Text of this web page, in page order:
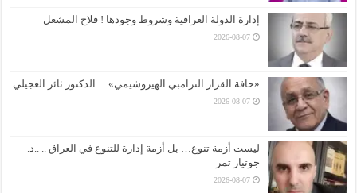
إدارة الدولة العراقية وشروط وجودها ! فلاح المشعل
2026-08-07
«حافة القرار الترامبي الهيروشيمي»….الدكتور ثائر العجيلي
2026-08-07
ليست أزمة تنوع… بل أزمة إدارة للتنوع في العراق .. ..د.
جوتيار تمر
2026-08-07